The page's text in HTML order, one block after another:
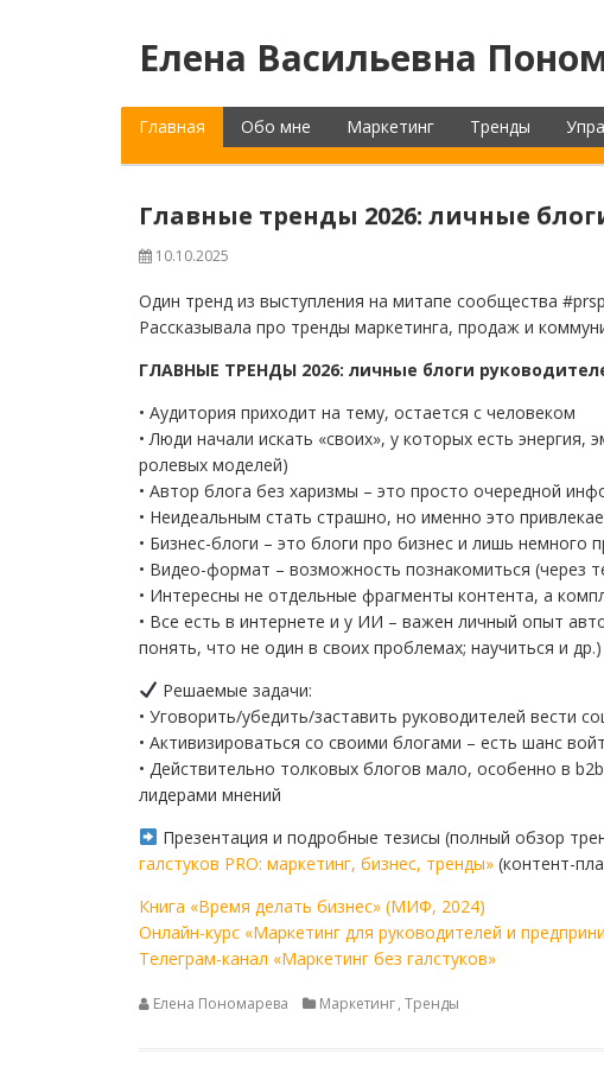
Елена Васильевна
Главная Обо мне Маркетинг Тренды
Главные тренды 2026: личные
10.10.2025
Один тренд из выступления на митапе сообщества
Рассказывала про тренды маркетинга, продаж и
ГЛАВНЫЕ ТРЕНДЫ 2026: личные блоги
• Аудитория приходит на тему, остается с человеком
• Люди начали искать «своих», у которых есть энергия,
ролевых моделей)
• Автор блога без харизмы – это просто очередной
• Неидеальным стать страшно, но именно это
• Бизнес-блоги – это блоги про бизнес и лишь немного
• Видео-формат – возможность познакомиться (через
• Интересны не отдельные фрагменты контента, а
• Все есть в интернете и у ИИ – важен личный опыт
понять, что не один в своих проблемах; научиться и др.)
Решаемые задачи:
• Уговорить/убедить/заставить руководителей вести
• Активизироваться со своими блогами – есть шанс
• Действительно толковых блогов мало, особенно в
лидерами мнений
Презентация и подробные тезисы (полный обзор
галстуков PRO: маркетинг, бизнес, тренды» (контент-
Книга «Время делать бизнес» (МИФ, 2024)
Онлайн-курс «Маркетинг для руководителей и
Телеграм-канал «Маркетинг без галстуков»
Елена Пономарева Маркетинг, Тренды